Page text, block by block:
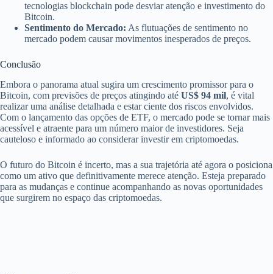
tecnologias blockchain pode desviar atenção e investimento do
Bitcoin.
Sentimento do Mercado: As flutuações de sentimento no
mercado podem causar movimentos inesperados de preços.
Conclusão
Embora o panorama atual sugira um crescimento promissor para o
Bitcoin, com previsões de preços atingindo até US$ 94 mil, é vital
realizar uma análise detalhada e estar ciente dos riscos envolvidos.
Com o lançamento das opções de ETF, o mercado pode se tornar mais
acessível e atraente para um número maior de investidores. Seja
cauteloso e informado ao considerar investir em criptomoedas.
O futuro do Bitcoin é incerto, mas a sua trajetória até agora o posiciona
como um ativo que definitivamente merece atenção. Esteja preparado
para as mudanças e continue acompanhando as novas oportunidades
que surgirem no espaço das criptomoedas.